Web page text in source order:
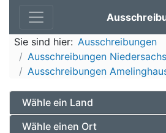
Sie sind hier: Ausschreibungen
Ausschreibungen
Ausschreibungen
Wähle ein Land
Wähle einen Ort